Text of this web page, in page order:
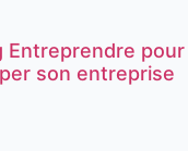
Entreprendre pour
son entreprise